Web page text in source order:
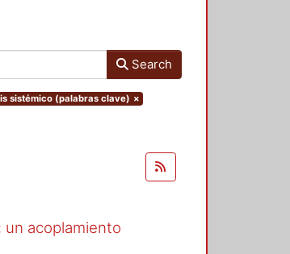
Search
sistémico (palabras clave) ×
acoplamiento